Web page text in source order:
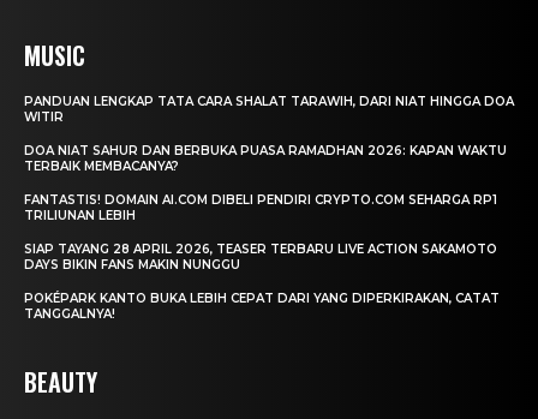
MUSIC
PANDUAN LENGKAP TATA CARA SHALAT TARAWIH, DARI NIAT HINGGA DOA
WITIR
DOA NIAT SAHUR DAN BERBUKA PUASA RAMADHAN 2026: KAPAN WAKTU
TERBAIK MEMBACANYA?
FANTASTIS! DOMAIN AI.COM DIBELI PENDIRI CRYPTO.COM SEHARGA RP1
TRILIUNAN LEBIH
SIAP TAYANG 28 APRIL 2026, TEASER TERBARU LIVE ACTION SAKAMOTO
DAYS BIKIN FANS MAKIN NUNGGU
POKÉPARK KANTO BUKA LEBIH CEPAT DARI YANG DIPERKIRAKAN, CATAT
TANGGALNYA!
BEAUTY